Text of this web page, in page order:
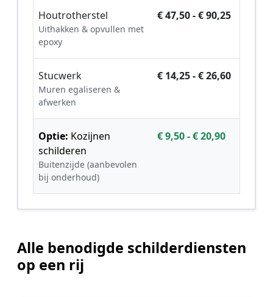
Houtrotherstel
Uithakken & opvullen met
epoxy
€ 47,50 - € 90,25
Stucwerk
Muren egaliseren &
afwerken
€ 14,25 - € 26,60
Optie: Kozijnen
schilderen
Buitenzijde (aanbevolen
bij onderhoud)
€ 9,50 - € 20,90
Alle benodigde schilderdiensten
op een rij